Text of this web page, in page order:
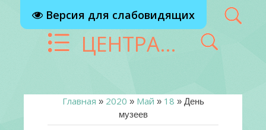
Версия для слабовидящих
ЦЕНТРАЛИЗОВАННАЯ БИБЛИОТЕЧНАЯ СИСТЕМА Г. РЕУТОВ
Главная » 2020 » Май » 18 » День
музеев